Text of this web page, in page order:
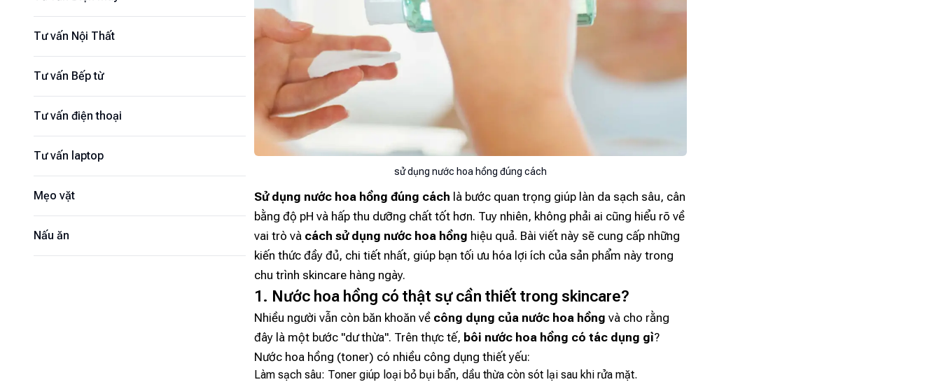
Tư vấn Nội Thất
Tư vấn Bếp từ
Tư vấn điện thoại
Tư vấn laptop
Mẹo vặt
Nấu ăn
sử dụng nước hoa hồng đúng cách
Sử dụng nước hoa hồng đúng cách là bước quan trọng giúp làn da sạch sâu, cân
bằng độ pH và hấp thu dưỡng chất tốt hơn. Tuy nhiên, không phải ai cũng hiểu rõ về
vai trò và cách sử dụng nước hoa hồng hiệu quả. Bài viết này sẽ cung cấp những
kiến thức đầy đủ, chi tiết nhất, giúp bạn tối ưu hóa lợi ích của sản phẩm này trong
chu trình skincare hàng ngày.
1. Nước hoa hồng có thật sự cần thiết trong skincare?
Nhiều người vẫn còn băn khoăn về công dụng của nước hoa hồng và cho rằng
đây là một bước "dư thừa". Trên thực tế, bôi nước hoa hồng có tác dụng gì?
Nước hoa hồng (toner) có nhiều công dụng thiết yếu:
Làm sạch sâu: Toner giúp loại bỏ bụi bẩn, dầu thừa còn sót lại sau khi rửa mặt.